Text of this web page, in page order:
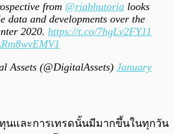
from @riabhutoria looks
data and developments over the
2020. https://t.co/7hgLv2FY11
(@DigitalAssets) January
นและการเทรดนั้นมีมากขึ้นในทุกวัน